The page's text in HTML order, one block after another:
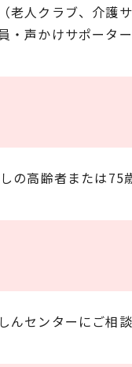
老人クラブ、介護
・声かけサポータ
の高齢者または75
んセンターにご相談